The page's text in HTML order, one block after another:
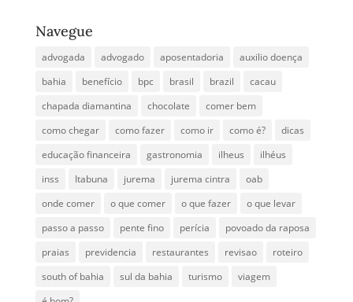
Navegue
advogada advogado aposentadoria
auxilio doença
bahia
benefício bpc brasil brazil
cacau
chapada diamantina
chocolate
comer bem
como chegar
como fazer como ir como é?
dicas
educação financeira
gastronomia ilheus
ilhéus
inss
Itabuna jurema jurema cintra
oab
onde comer
o que comer o que fazer
o que levar
passo a passo
pente fino perícia
povoado da raposa
praias
previdencia restaurantes revisao
roteiro
south of bahia
sul da bahia turismo
viagem